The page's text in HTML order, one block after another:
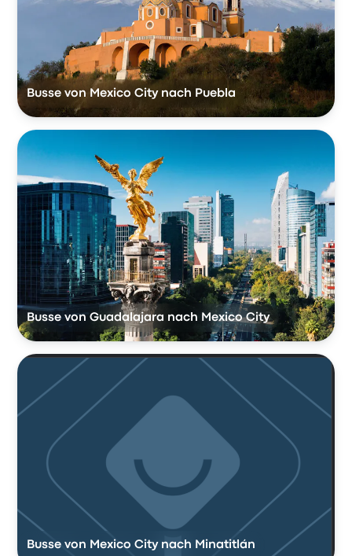
Busse von Mexico City nach Puebla
Busse von Guadalajara nach Mexico City
Busse von Mexico City nach Minatitlán